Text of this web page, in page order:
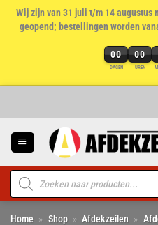
Wij zijn van 31 juli t/m 14 augustus
geopend; bestellingen worden
00
DAGEN
00
UREN
Producten
zoeken
Home » Shop » Afdekzeilen »